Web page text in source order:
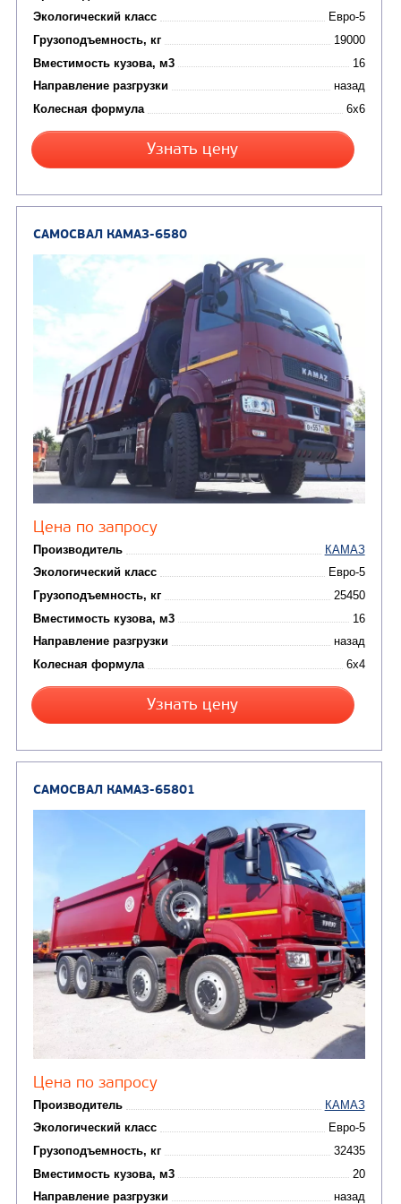
от 5 100 000₽
Производитель
Экологический класс
Вместимость кузова, м3
Колесная формула
Заказать
Кредит/Лизинг
САМОСВАЛ КАМАЗ-6522
Цена по запросу
Производитель
Грузоподъемность, кг
Вместимость кузова, м3
Направление разгрузки
Колесная формула
Узнать цену
САМОСВАЛ КАМАЗ-6580